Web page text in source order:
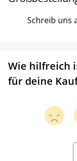
Schreib uns
Wie hilfreich
für deine